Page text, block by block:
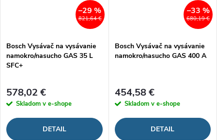
821,64 €
–29 %
Bosch Vysávač na vysávanie
namokro/nasucho GAS 35 L
SFC+
578,02 €
Skladom v e-shope
DETAIL
680,19 €
–33 %
Bosch Vysávač na vysávanie
namokro/nasucho GAS 400 A
454,58 €
Skladom v e-shope
DETAIL